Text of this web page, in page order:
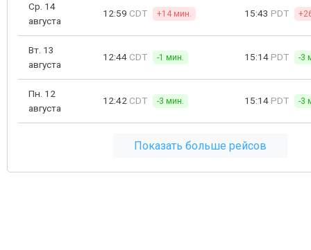
Ср. 14
августа
12:59 CDT +14 мин. 15:43 PDT
Вт. 13
августа
12:44 CDT -1 мин. 15:14 PDT -3
Пн. 12
августа
12:42 CDT -3 мин. 15:14 PDT -3
Показать больше рейсов